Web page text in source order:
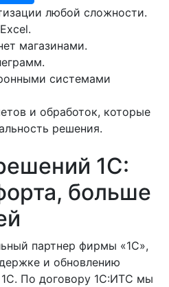
любой сложности.
магазинами.
системами
и обработок, которые
решения.
1С:
больше
партнер фирмы «1С»,
и обновлению
По договору 1С:ИТС мы